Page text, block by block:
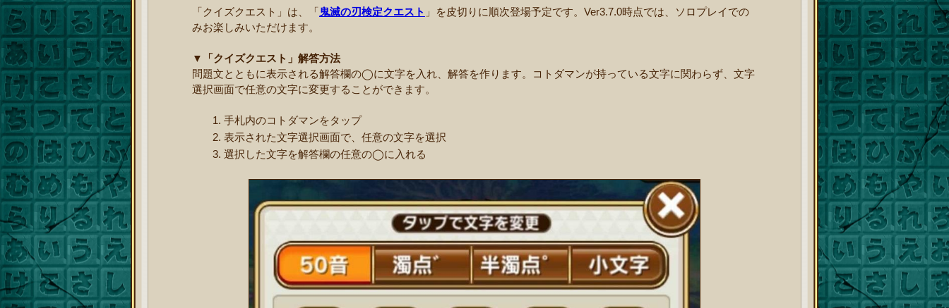
「クイズクエスト」は、「鬼滅の刃検定クエスト 」を皮切りに順次登場予定です。Ver3.7.0時点では、ソロプレイでの
みお楽しみいただけます。
▼「クイズクエスト」解答方法
問題文とともに表示される解答欄の◯に文字を入れ、解答を作ります。コトダマンが持っている文字に関わらず、文字
選択画面で任意の文字に変更することができます。
手札内のコトダマンをタップ
表示された文字選択画面で、任意の文字を選択
選択した文字を解答欄の任意の◯に入れる